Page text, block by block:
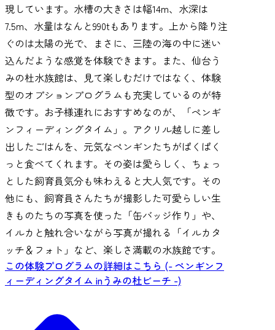
現しています。水槽の大きさは幅14m、水深は
7.5m、水量はなんと990tもあります。上から降り注
ぐのは太陽の光で、まさに、三陸の海の中に迷い
込んだような感覚を体験できます。また、仙台う
みの杜水族館は、見て楽しむだけではなく、体験
型のオプションプログラムも充実しているのが特
徴です。お子様連れにおすすめなのが、「ペンギ
ンフィーディングタイム」。アクリル越しに差し
出したごはんを、元気なペンギンたちがぱくぱく
っと食べてくれます。その姿は愛らしく、ちょっ
とした飼育員気分も味わえると大人気です。その
他にも、飼育員さんたちが撮影した可愛らしい生
きものたちの写真を使った「缶バッジ作り」や、
イルカと触れ合いながら写真が撮れる「イルカタ
ッチ＆フォト」など、楽しさ満載の水族館です。
この体験プログラムの詳細はこちら (- ペンギンフ
ィーディングタイム inうみの杜ビーチ -)